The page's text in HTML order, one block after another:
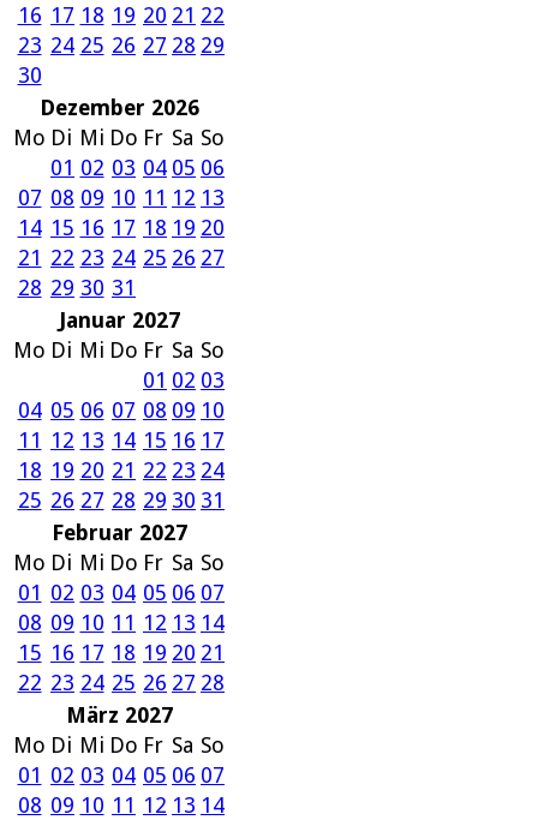
16 17 18 19 20 21 22
23 24 25 26 27 28 29
30
Dezember 2026
Mo Di Mi Do Fr Sa So
01 02 03 04 05 06
07 08 09 10 11 12 13
14 15 16 17 18 19 20
21 22 23 24 25 26 27
28 29 30 31
Januar 2027
Mo Di Mi Do Fr Sa So
01 02 03
04 05 06 07 08 09 10
11 12 13 14 15 16 17
18 19 20 21 22 23 24
25 26 27 28 29 30 31
Februar 2027
Mo Di Mi Do Fr Sa So
01 02 03 04 05 06 07
08 09 10 11 12 13 14
15 16 17 18 19 20 21
22 23 24 25 26 27 28
März 2027
Mo Di Mi Do Fr Sa So
01 02 03 04 05 06 07
08 09 10 11 12 13 14